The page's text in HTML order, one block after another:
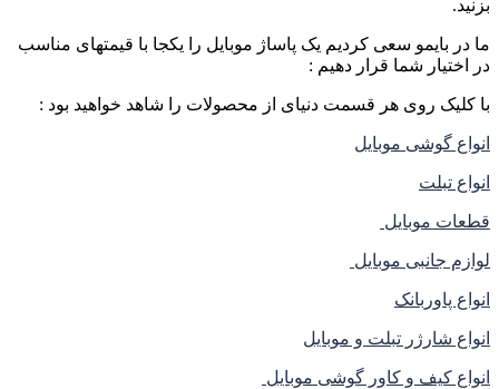
بزنید.
ما در بایمو سعی کردیم یک پاساژ موبایل را یکجا با قیمتهای مناسب
در اختیار شما قرار دهیم :
با کلیک روی هر قسمت دنیای از محصولات را شاهد خواهید بود :
انواع گوشی موبایل
انواع تبلت
قطعات موبایل
لوازم جانبی موبایل
انواع پاوربانک
انواع شارژر تبلت و موبایل
انواع کیف و کاور گوشی موبایل